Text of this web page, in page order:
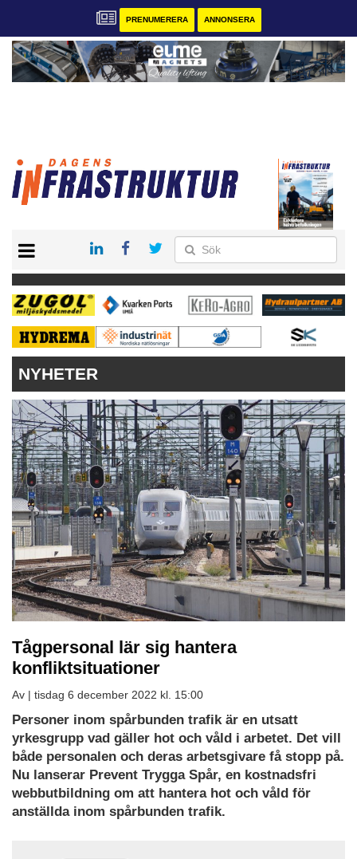
PRENUMERERA ANNONSERA
KONTAKT
VÅRA ANDRA MAGASIN
PRENUMERERA
ANNONSERA
NYHETER
Tågpersonal lär sig hantera
konfliktsituationer
Av | tisdag 6 december 2022 kl. 15:00
Personer inom spårbunden trafik är en utsatt
yrkesgrupp vad gäller hot och våld i arbetet. Det vill
både personalen och deras arbetsgivare få stopp på.
Nu lanserar Prevent Trygga Spår, en kostnadsfri
webbutbildning om att hantera hot och våld för
anställda inom spårbunden trafik.